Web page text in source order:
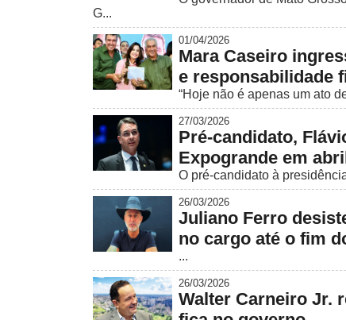
G...
01/04/2026
Mara Caseiro
e responsabilidade
“Hoje não é apenas um ato
27/03/2026
Pré-candidato,
Expogrande em
O pré-candidato à
26/03/2026
Juliano Ferro
no cargo até o fim
...
26/03/2026
Walter Carneiro Jr.